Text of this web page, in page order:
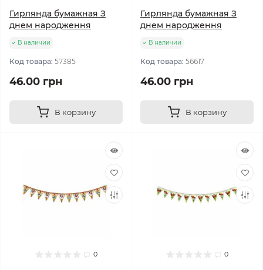
Гирлянда бумажная З
днем народження
В наличии
Код товара: 57385
46.00 грн
В корзину
Гирлянда бумажная З
днем народження
В наличии
Код товара: 56617
46.00 грн
В корзину
0 0